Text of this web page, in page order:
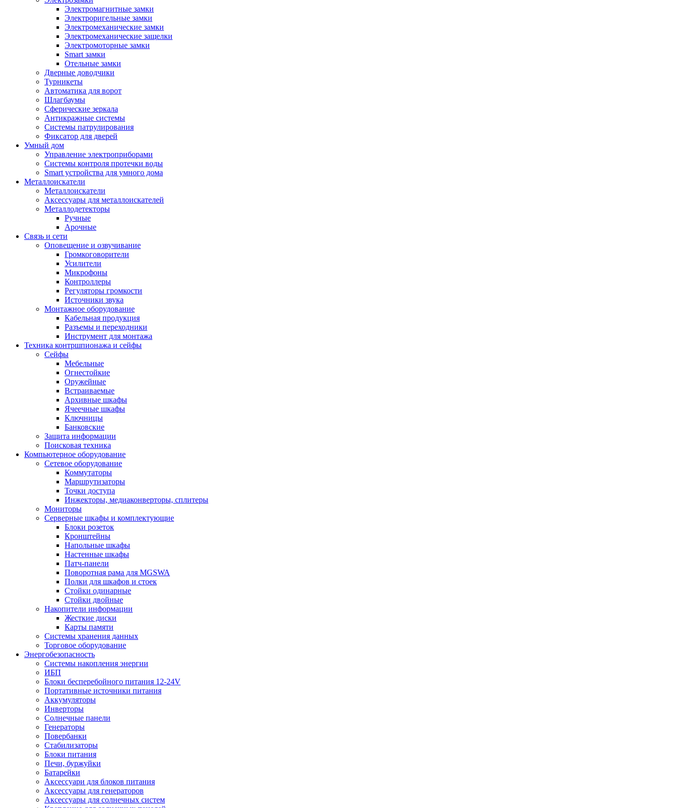
Электромагнитные замки
Электроригельные замки
Электромеханические замки
Электромеханические защелки
Электромоторные замки
Smart замки
Отельные замки
Дверные доводчики
Турникеты
Автоматика для ворот
Шлагбаумы
Сферические зеркала
Антикражные системы
Системы патрулирования
Фиксатор для дверей
Умный дом
Управление электроприборами
Системы контроля протечки воды
Smart устройства для умного дома
Металлоискатели
Металлоискатели
Аксессуары для металлоискателей
Металлодетекторы
Ручные
Арочные
Связь и сети
Оповещение и озвучивание
Громкоговорители
Усилители
Микрофоны
Контроллеры
Регуляторы громкости
Источники звука
Монтажное оборудование
Кабельная продукция
Разъемы и переходники
Инструмент для монтажа
Техника контршпионажа и сейфы
Сейфы
Мебельные
Огнестойкие
Оружейные
Встраиваемые
Архивные шкафы
Ячеечные шкафы
Ключницы
Банковские
Защита информации
Поисковая техника
Компьютерное оборудование
Сетевое оборудование
Коммутаторы
Маршрутизаторы
Точки доступа
Инжекторы, медиаконверторы, сплитеры
Мониторы
Серверные шкафы и комплектующие
Блоки розеток
Кронштейны
Напольные шкафы
Настенные шкафы
Патч-панели
Поворотная рама для MGSWA
Полки для шкафов и стоек
Стойки одинарные
Стойки двойные
Накопители информации
Жесткие диски
Карты памяти
Системы хранения данных
Торговое оборудование
Энергобезопасность
Системы накопления энергии
ИБП
Блоки бесперебойного питания 12-24V
Портативные источники питания
Аккумуляторы
Инверторы
Солнечные панели
Генераторы
Повербанки
Стабилизаторы
Блоки питания
Печи, буржуйки
Батарейки
Аксессуари для блоков питания
Аксессуары для генераторов
Аксессуары для солнечных систем